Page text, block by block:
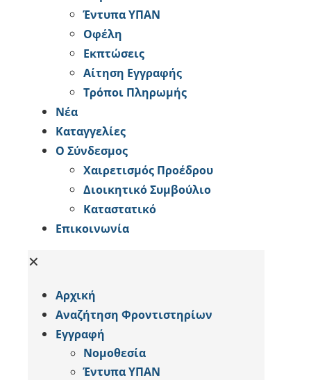
Έντυπα ΥΠΑΝ
Οφέλη
Εκπτώσεις
Αίτηση Εγγραφής
Tρόποι Πληρωμής
Νέα
Καταγγελίες
Ο Σύνδεσμος
Χαιρετισμός Προέδρου
Διοικητικό Συμβούλιο
Καταστατικό
Επικοινωνία
✕
Αρχική
Αναζήτηση Φροντιστηρίων
Εγγραφή
Νομοθεσία
Έντυπα ΥΠΑΝ